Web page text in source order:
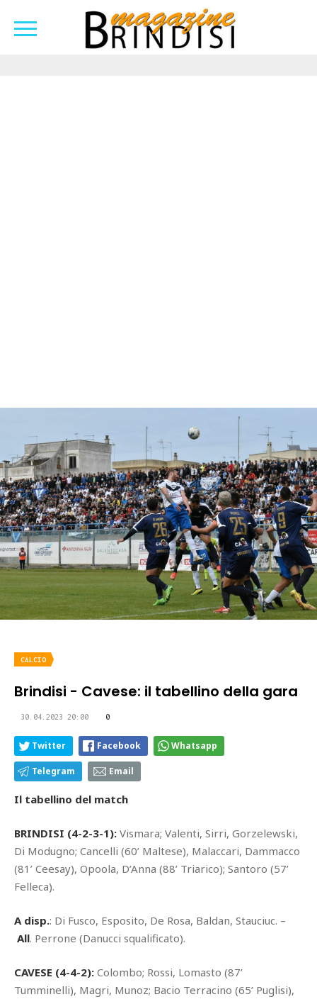
CALCIO
Brindisi - Cavese: il tabellino della gara
30.04.2023 20:00 0
Twitter Facebook Whatsapp
Telegram Email
Il tabellino del match
BRINDISI (4-2-3-1): Vismara; Valenti, Sirri, Gorzelewski,
Di Modugno; Cancelli (60’ Maltese), Malaccari, Dammacco
(81’ Ceesay), Opoola, D’Anna (88’ Triarico); Santoro (57’
Felleca).
A disp.: Di Fusco, Esposito, De Rosa, Baldan, Stauciuc. –
All. Perrone (Danucci squalificato).
CAVESE (4-4-2): Colombo; Rossi, Lomasto (87’
Tumminelli), Magri, Munoz; Bacio Terracino (65’ Puglisi),